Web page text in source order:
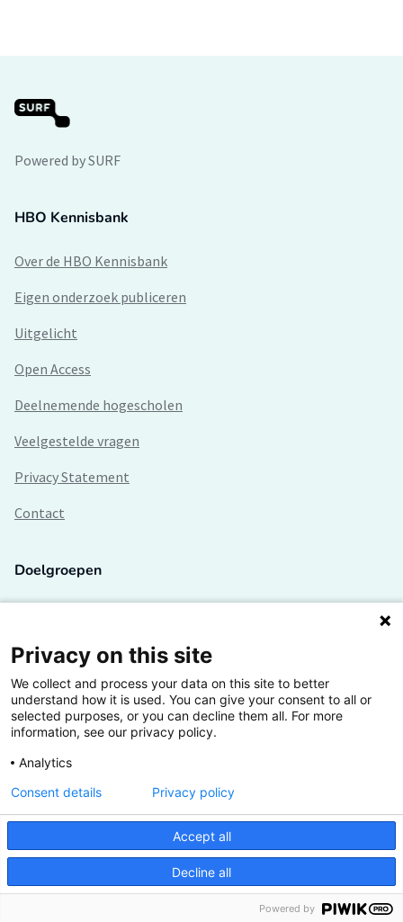
Powered by SURF
HBO Kennisbank
Over de HBO Kennisbank
Eigen onderzoek publiceren
Uitgelicht
Open Access
Deelnemende hogescholen
Veelgestelde vragen
Privacy Statement
Contact
Doelgroepen
Lectoren en onderzoekers
Bedrijven
Hogescholen
De grootste kennisbank van het HBO
Inspiratie op jouw vakgebied
Vrij toegankelijk
Privacy on this site
We collect and process your data on this site to better
understand how it is used. You can give your consent to all or
selected purposes, or you can decline them all. For more
information, see our privacy policy.
Analytics
Accept all
Decline all
Consent details Privacy policy
Powered by